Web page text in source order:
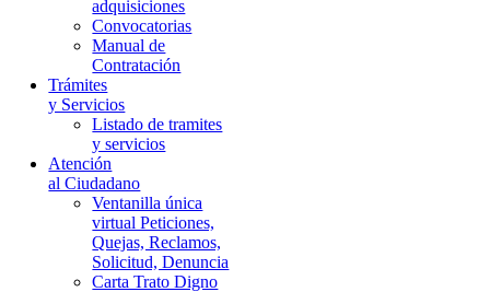
adquisiciones
Convocatorias
Manual de
Contratación
Trámites
y Servicios
Listado de tramites
y servicios
Atención
al Ciudadano
Ventanilla única
virtual Peticiones,
Quejas, Reclamos,
Solicitud, Denuncia
Carta Trato Digno